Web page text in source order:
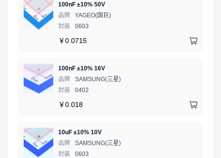
100nF ±10% 50V
品牌
YAGEO(国巨)
封装
0603
￥0.0715
100nF ±10% 16V
品牌
SAMSUNG(三星)
封装
0402
￥0.018
10uF ±10% 10V
品牌
SAMSUNG(三星)
封装
0603